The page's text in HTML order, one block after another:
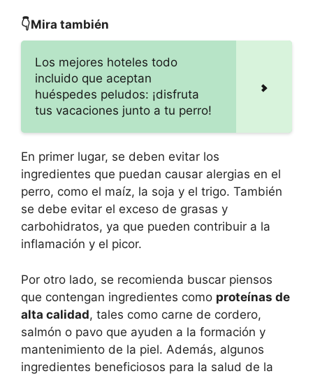
👇Mira también
Los mejores hoteles todo
incluido que aceptan
huéspedes peludos: ¡disfruta
tus vacaciones junto a tu perro!
En primer lugar, se deben evitar los
ingredientes que puedan causar alergias en el
perro, como el maíz, la soja y el trigo. También
se debe evitar el exceso de grasas y
carbohidratos, ya que pueden contribuir a la
inflamación y el picor.
Por otro lado, se recomienda buscar piensos
que contengan ingredientes como proteínas de
alta calidad, tales como carne de cordero,
salmón o pavo que ayuden a la formación y
mantenimiento de la piel. Además, algunos
ingredientes beneficiosos para la salud de la